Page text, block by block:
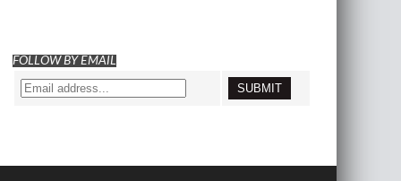
FOLLOW BY EMAIL